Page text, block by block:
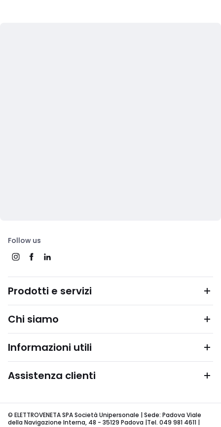
Follow us
Prodotti e servizi
Chi siamo
Informazioni utili
Assistenza clienti
© ELETTROVENETA SPA Società Unipersonale | Sede: Padova Viale
della Navigazione Interna, 48 - 35129 Padova |Tel. 049 981 4611 |